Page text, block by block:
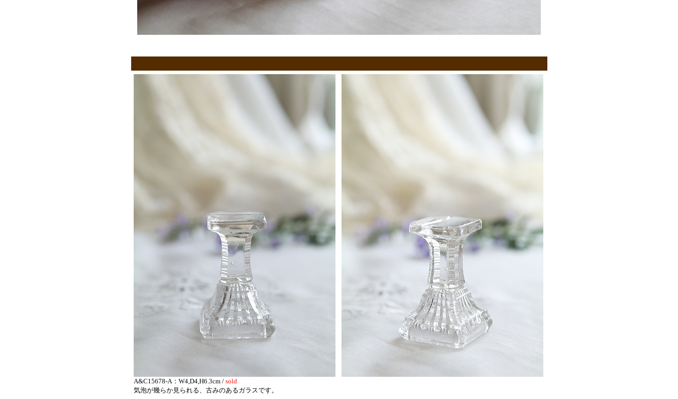
A&C15678-A：W4,D4,H6.3cm / sold
気泡が幾らか見られる、古みのあるガラスです。